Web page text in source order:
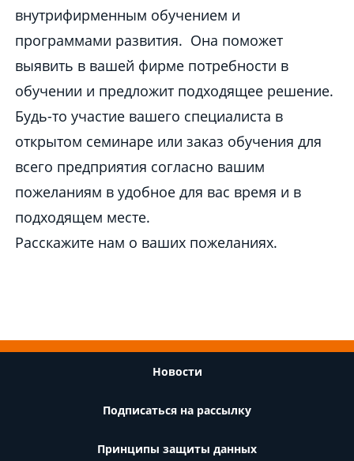
внутрифирменным обучением и
программами развития. Она поможет
выявить в вашей фирме потребности в
обучении и предложит подходящее решение.
Будь-то участие вашего специалиста в
открытом семинаре или заказ обучения для
всего предприятия согласно вашим
пожеланиям в удобное для вас время и в
подходящем месте.
Расскажите нам о ваших пожеланиях.
Новости
Подписаться на рассылку
Принципы защиты данных